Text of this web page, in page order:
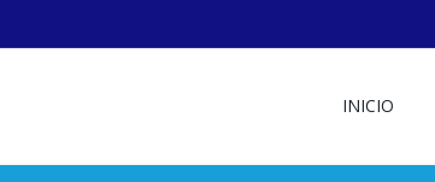
INICIO